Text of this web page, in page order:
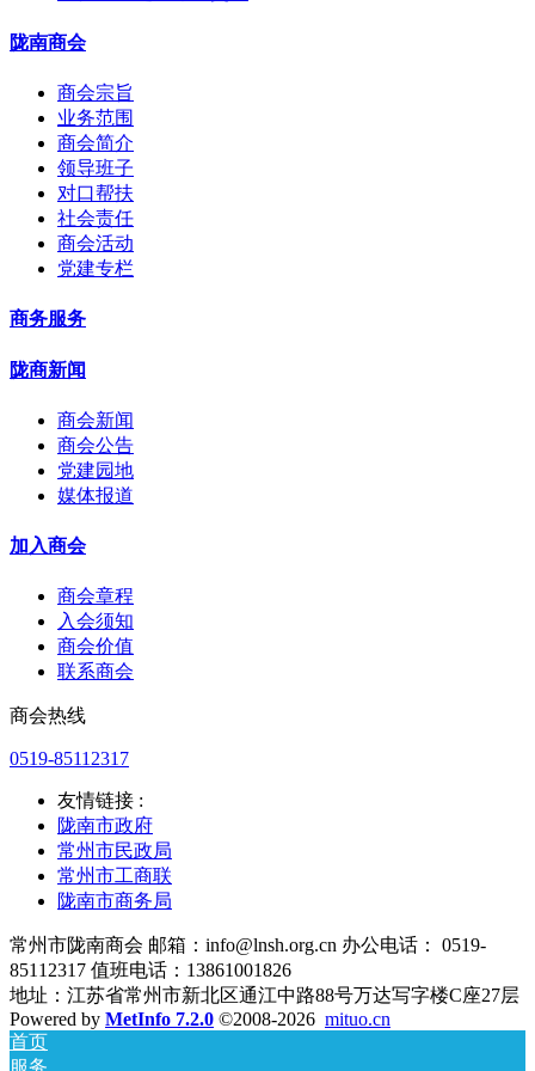
陇南商会
商会宗旨
业务范围
商会简介
领导班子
对口帮扶
社会责任
商会活动
党建专栏
商务服务
陇商新闻
商会新闻
商会公告
党建园地
媒体报道
加入商会
商会章程
入会须知
商会价值
联系商会
商会热线
0519-85112317
友情链接 :
陇南市政府
常州市民政局
常州市工商联
陇南市商务局
常州市陇南商会 邮箱：info@lnsh.org.cn 办公电话： 0519-
85112317 值班电话：13861001826
地址：江苏省常州市新北区通江中路88号万达写字楼C座27层
Powered by MetInfo 7.2.0 ©2008-2026 mituo.cn
首页